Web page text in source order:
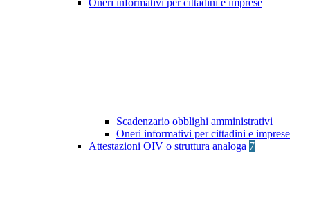
Oneri informativi per cittadini e imprese
Scadenzario obblighi amministrativi
Oneri informativi per cittadini e imprese
Attestazioni OIV o struttura analoga 7